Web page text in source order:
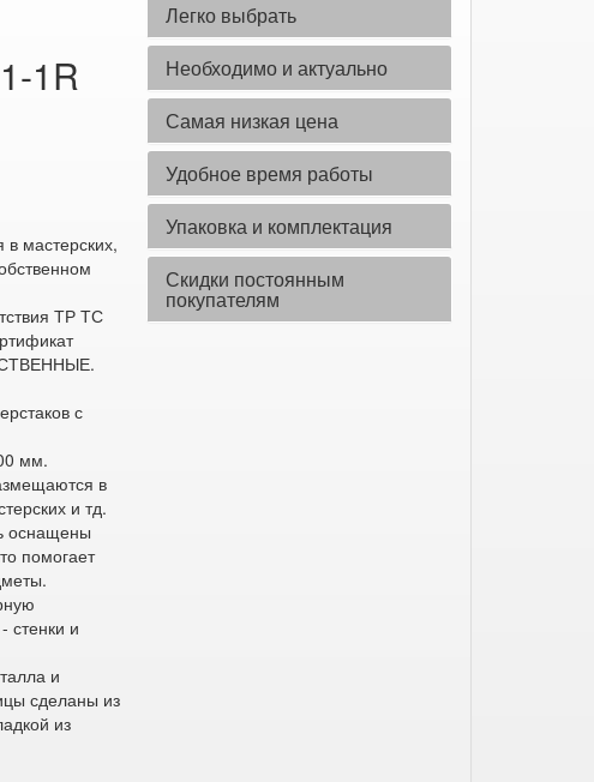
1R
мастерских,
ТР ТС
с
мм.
в
и тд.
оснащены
помогает
стенки и
и
сделаны из
из
Легко выбрать
Необходимо и актуально
Самая низкая цена
Удобное время работы
Упаковка и комплектация
Скидки постоянным
покупателям